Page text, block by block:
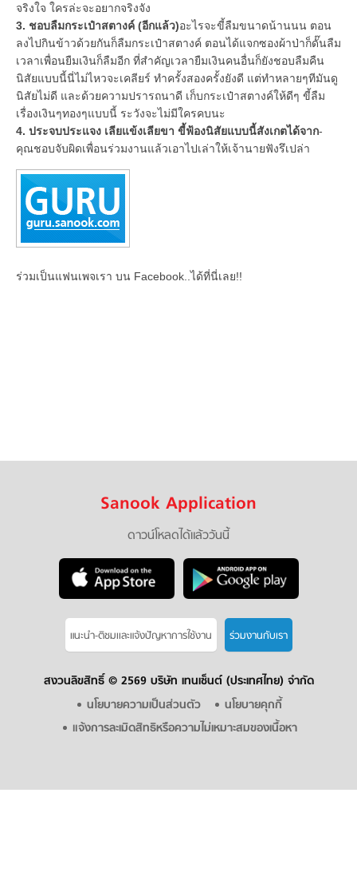
จริงใจ ใครล่ะจะอยากจริงจัง
3. ชอบลืมกระเป๋าสตางค์ (อีกแล้ว)อะไรจะขี้ลืมขนาดน้านนน ตอน
ลงไปกินข้าวด้วยกันก็ลืมกระเป๋าสตางค์ ตอนได้แจกซองผ้าป่าก็ดั๊นลืม
เวลาเพื่อนยืมเงินก็ลืมอีก ที่สำคัญเวลายืมเงินคนอื่นก็ยังชอบลืมคืน
นิสัยแบบนี้นี่ไม่ไหวจะเคลียร์ ทำครั้งสองครั้งยังดี แต่ทำหลายๆทีมันดู
นิสัยไม่ดี และด้วยความปรารถนาดี เก็บกระเป๋าสตางค์ให้ดีๆ ขี้ลืม
เรื่องเงินๆทองๆแบบนี้ ระวังจะไม่มีใครคบนะ
4. ประจบประแจง เลียแข้งเลียขา ขี้ฟ้องนิสัยแบบนี้สังเกตได้จาก-
คุณชอบจับผิดเพื่อนร่วมงานแล้วเอาไปเล่าให้เจ้านายฟังรึเปล่า
ร่วมเป็นแฟนเพจเรา บน Facebook..ได้ที่นี่เลย!!
Sanook Application
ดาวน์โหลดได้แล้ววันนี้
แนะนำ-ติชมเเละแจ้งปัญหาการใช้งาน ร่วมงานกับเรา
สงวนลิขสิทธิ์ © 2569 บริษัท เทนเซ็นต์ (ประเทศไทย) จำกัด
นโยบายความเป็นส่วนตัว
นโยบายคุกกี้
แจ้งการละเมิดสิทธิหรือความไม่เหมาะสมของเนื้อหา